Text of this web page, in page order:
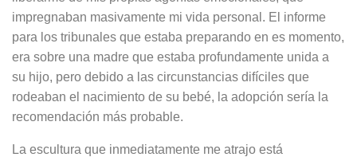
impregnaban masivamente mi vida personal. El informe
para los tribunales que estaba preparando en es momento,
era sobre una madre que estaba profundamente unida a
su hijo, pero debido a las circunstancias difíciles que
rodeaban el nacimiento de su bebé, la adopción sería la
recomendación más probable.
La escultura que inmediatamente me atrajo está